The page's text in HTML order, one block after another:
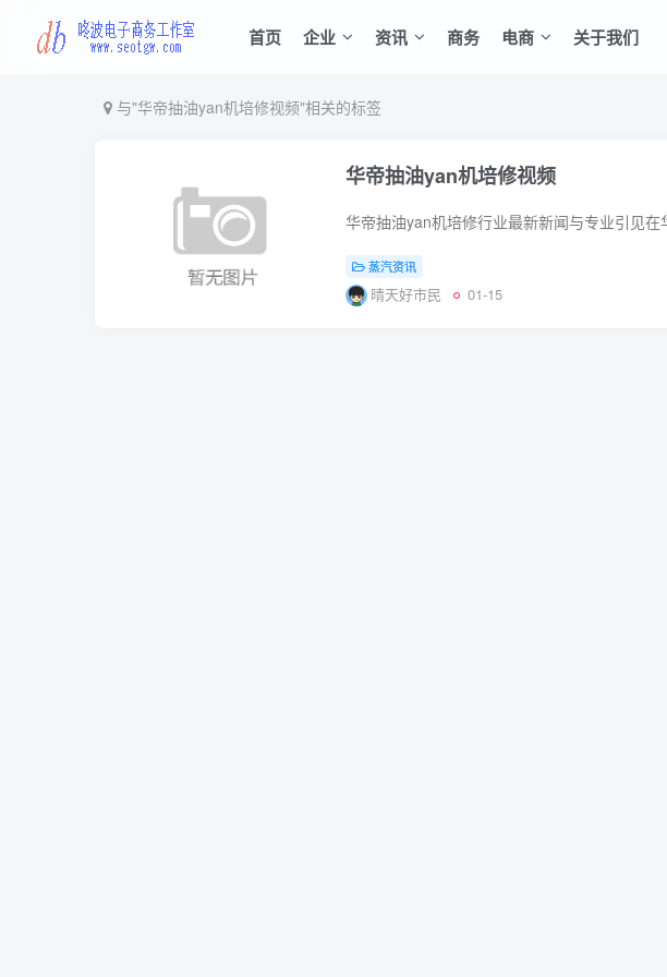
首页 企业 资讯 商务 电商 关于我们
与"华帝抽油yan机培修视频"相关的标签
华帝抽油yan机培修视频
蒸汽资讯
晴天好市民 01-15